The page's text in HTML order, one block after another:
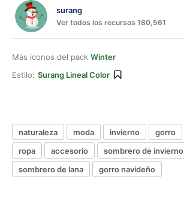
surang
Ver todos los recursos 180,561
Más iconos del pack Winter
Estilo: Surang Lineal Color
naturaleza moda invierno gorro
ropa
accesorio
sombrero de invierno
sombrero de lana
gorro navideño